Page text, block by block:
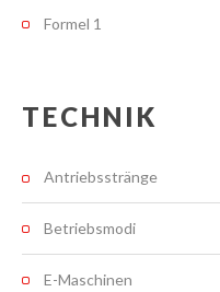
Formel 1
TECHNIK
Antriebsstränge
Betriebsmodi
E-Maschinen